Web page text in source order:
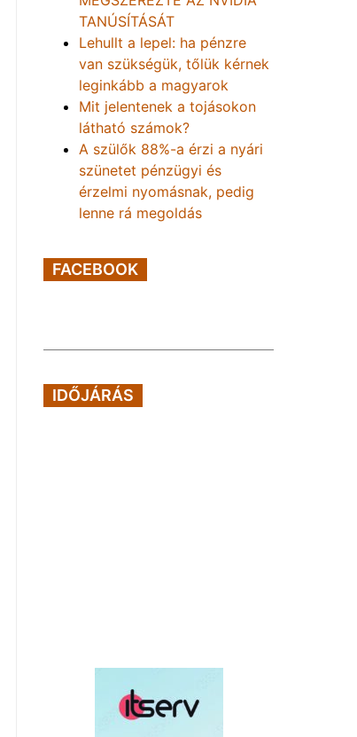
TANÚSÍTÁSÁT
Lehullt a lepel: ha pénzre
van szükségük, tőlük kérnek
leginkább a magyarok
Mit jelentenek a tojásokon
látható számok?
A szülők 88%-a érzi a nyári
szünetet pénzügyi és
érzelmi nyomásnak, pedig
lenne rá megoldás
FACEBOOK
IDŐJÁRÁS